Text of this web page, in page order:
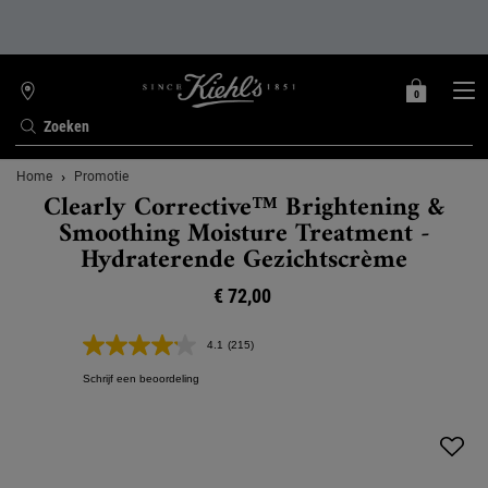
Zoeken
WINKELZOEKER
MIJN
0
0 PRODUCT
Hoofdinhoud
Home Promotie
Clearly Corrective™ Brightening &
Smoothing Moisture Treatment -
Hydraterende Gezichtscrème
€ 72,00
4.1 Lees
(215)
Schrijf een beoordeling